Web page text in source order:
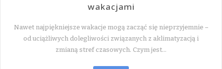
wakacjami
Nawet najpiękniejsze wakacje mogą zacząć się nieprzyjemnie –
od uciążliwych dolegliwości związanych z aklimatyzacją i
zmianą stref czasowych. Czym jest…